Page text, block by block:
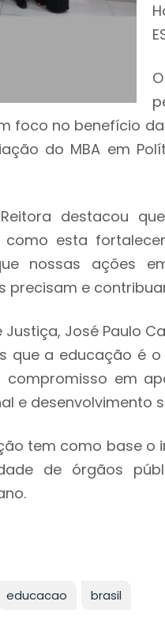
foco no benefício
do MBA em
destacou
como esta
nossas ações
precisam e
José Paulo
que a educação é
em
e desenvolvimento
tem como base o
de órgãos
educacao brasil